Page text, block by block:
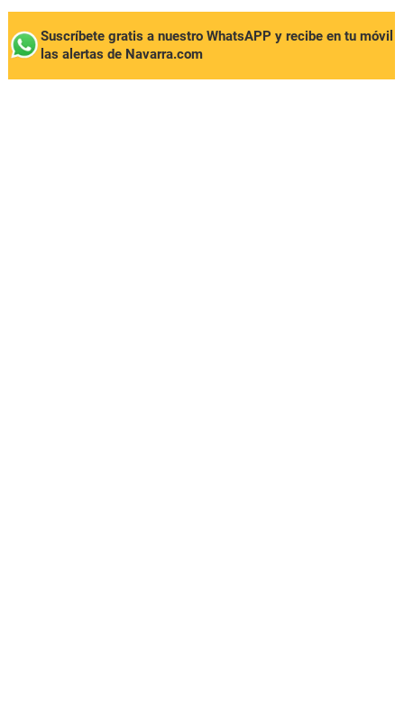
Suscríbete gratis a nuestro WhatsAPP y recibe en tu móvil
las alertas de Navarra.com